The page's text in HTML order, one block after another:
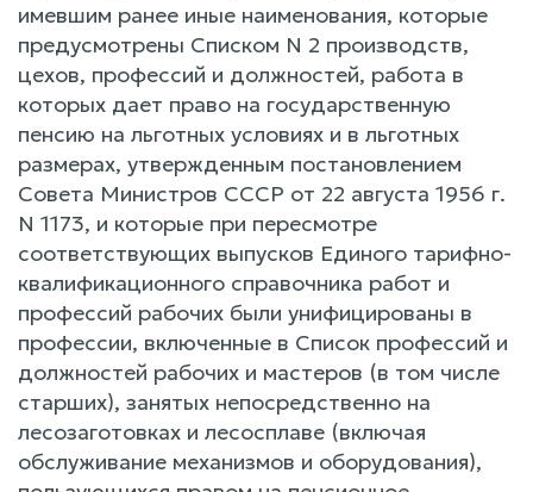
имевшим ранее иные наименования, которые
предусмотрены Списком N 2 производств,
цехов, профессий и должностей, работа в
которых дает право на государственную
пенсию на льготных условиях и в льготных
размерах, утвержденным постановлением
Совета Министров СССР от 22 августа 1956 г.
N 1173, и которые при пересмотре
соответствующих выпусков Единого тарифно-
квалификационного справочника работ и
профессий рабочих были унифицированы в
профессии, включенные в Список профессий и
должностей рабочих и мастеров (в том числе
старших), занятых непосредственно на
лесозаготовках и лесосплаве (включая
обслуживание механизмов и оборудования),